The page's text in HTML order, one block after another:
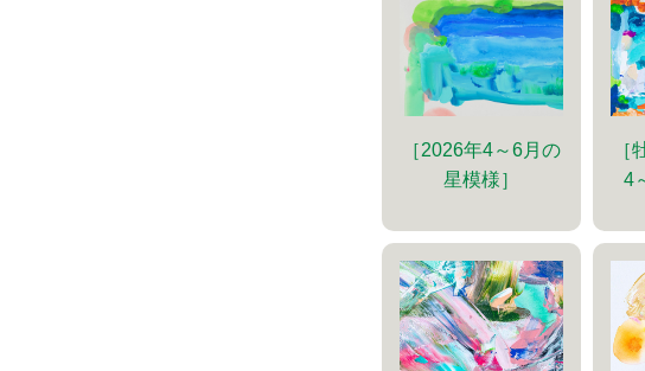
［2026年4～6月の
星模様］
［
4